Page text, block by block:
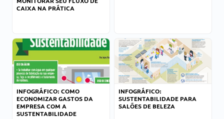
CAIXA NA PRÁTICA
INFOGRÁFICO: COMO
ECONOMIZAR GASTOS DA
EMPRESA COM A
SUSTENTABILIDADE
INFOGRÁFICO:
SUSTENTABILIDADE PARA
SALÕES DE BELEZA